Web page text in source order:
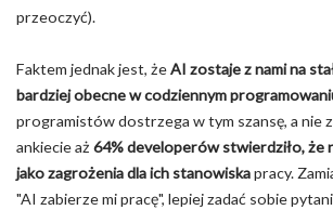
przeoczyć).
Faktem jednak jest, żeAI zostaje z nami na
bardziej obecne w codziennym
programistów dostrzega w tym szansę, a nie
ankiecie aż 64% developerów stwierdziło, że
jako zagrożenia dla ich stanowiskapracy.
"AI zabierze mi pracę", lepiej zadać sobie